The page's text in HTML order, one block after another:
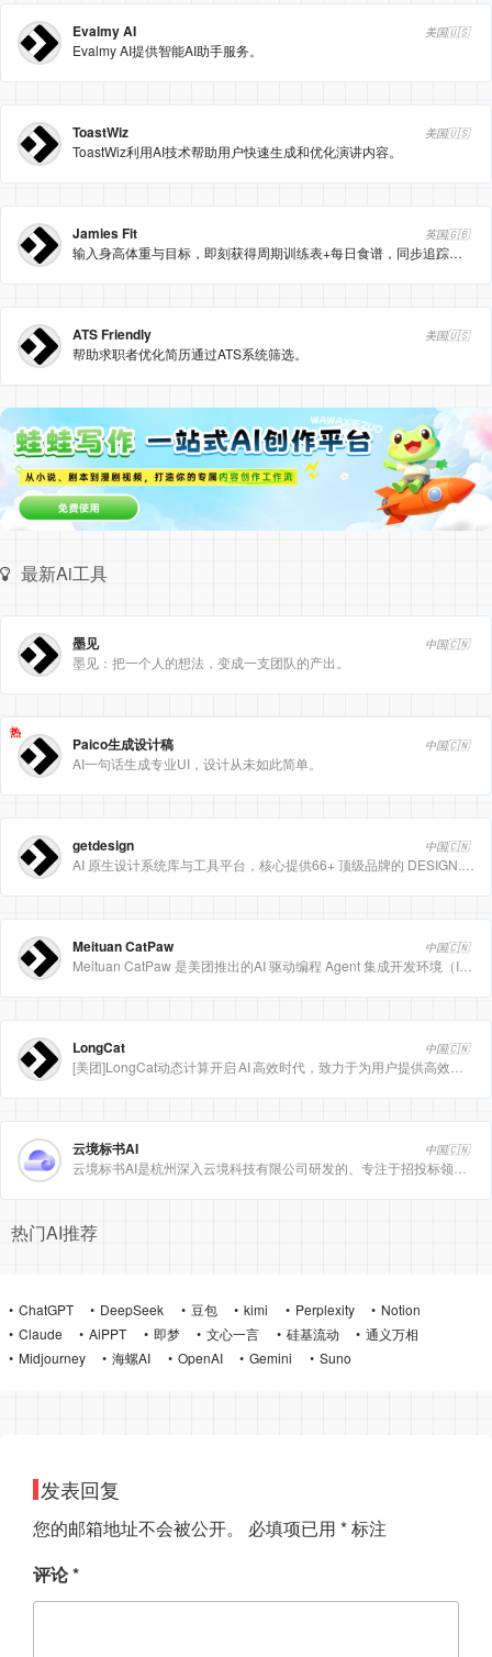
Evalmy AI 美国🇺🇸
Evalmy AI提供智能AI助手服务。
ToastWiz 美国🇺🇸
ToastWiz利用AI技术帮助用户快速生成和优化演讲内容。
Jamies Fit 英国🇬🇧
输入身高体重与目标，即刻获得周期训练表+每日食谱，同步追踪健康数据。
ATS Friendly 美国🇺🇸
帮助求职者优化简历通过ATS系统筛选。
最新Ai工具
墨见 中国🇨🇳
墨见：把一个人的想法，变成一支团队的产出。
热
Paico生成设计稿 中国🇨🇳
AI一句话生成专业UI，设计从未如此简单。
getdesign 中国🇨🇳
Meituan CatPaw 中国🇨🇳
LongCat 中国🇨🇳
云境标书AI 中国🇨🇳
热门AI推荐
ChatGPT DeepSeek 豆包 kimi Perplexity
Notion
Claude
AiPPT 即梦 文心一言 硅基流动
通义万相
Midjourney
海螺AI OpenAI Gemini Suno
发表回复
您的邮箱地址不会被公开。 必填项已用 *标注
评论*